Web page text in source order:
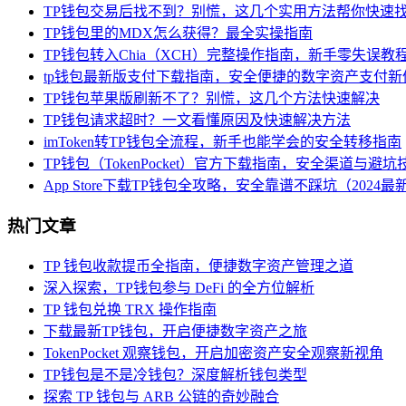
TP钱包交易后找不到？别慌，这几个实用方法帮你快速
TP钱包里的MDX怎么获得？最全实操指南
TP钱包转入Chia（XCH）完整操作指南，新手零失误教
tp钱包最新版支付下载指南，安全便捷的数字资产支付新
TP钱包苹果版刷新不了？别慌，这几个方法快速解决
TP钱包请求超时？一文看懂原因及快速解决方法
imToken转TP钱包全流程，新手也能学会的安全转移指南
TP钱包（TokenPocket）官方下载指南，安全渠道与避坑
App Store下载TP钱包全攻略，安全靠谱不踩坑（2024最
热门文章
TP 钱包收款提币全指南，便捷数字资产管理之道
深入探索，TP钱包参与 DeFi 的全方位解析
TP 钱包兑换 TRX 操作指南
下载最新TP钱包，开启便捷数字资产之旅
TokenPocket 观察钱包，开启加密资产安全观察新视角
TP钱包是不是冷钱包？深度解析钱包类型
探索 TP 钱包与 ARB 公链的奇妙融合